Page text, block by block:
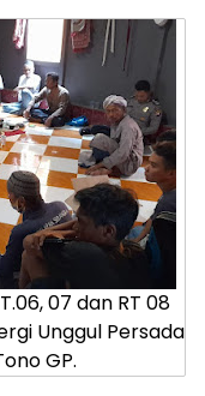
07 dan RT 08
Unggul Persada
GP.